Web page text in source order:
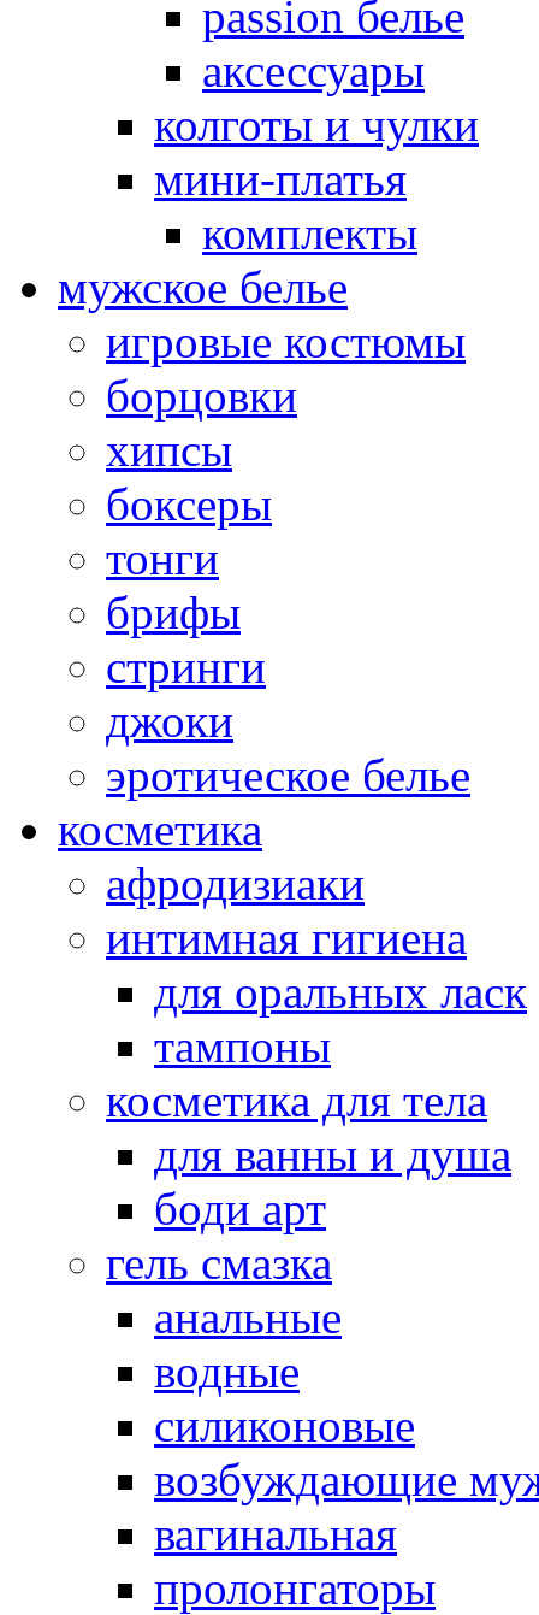
passion белье
аксессуары
колготы и чулки
мини-платья
комплекты
мужское белье
игровые костюмы
борцовки
хипсы
боксеры
тонги
брифы
стринги
джоки
эротическое белье
косметика
афродизиаки
интимная гигиена
для оральных ласк
тампоны
косметика для тела
для ванны и душа
боди арт
гель смазка
анальные
водные
силиконовые
возбуждающие
вагинальная
пролонгаторы